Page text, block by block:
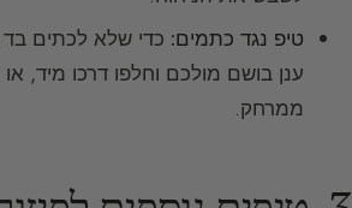
טיפ נגד כתמים: כדי שלא לכתים בד
ענן בושם מולכם וחלפו דרכו מיד,
ממרחק.